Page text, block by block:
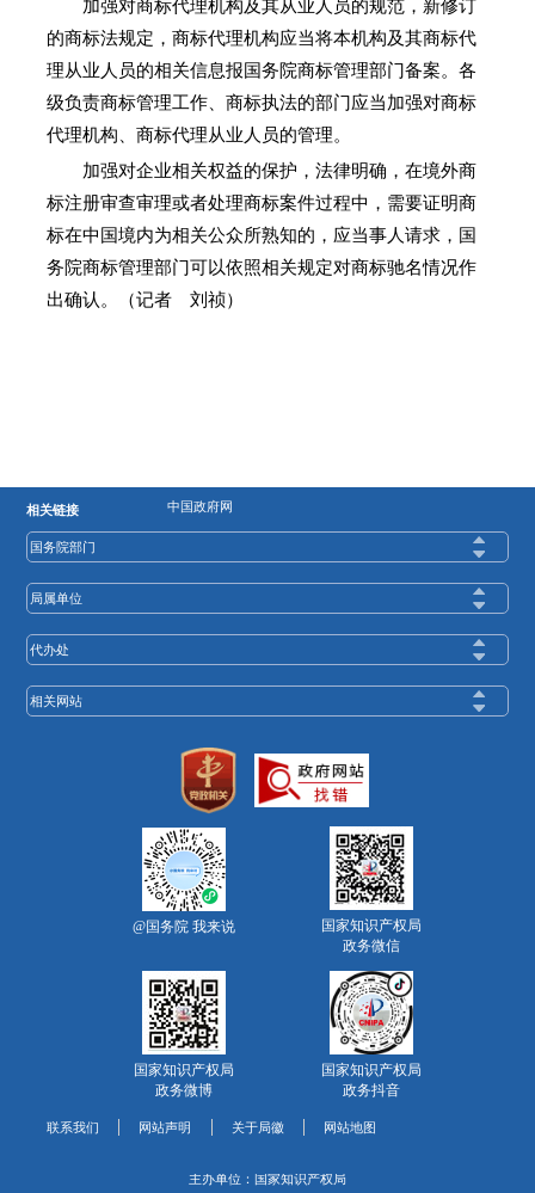
加强对商标代理机构及其从业人员的规范，新修订
的商标法规定，商标代理机构应当将本机构及其商标代
理从业人员的相关信息报国务院商标管理部门备案。各
级负责商标管理工作、商标执法的部门应当加强对商标
代理机构、商标代理从业人员的管理。
加强对企业相关权益的保护，法律明确，在境外商
标注册审查审理或者处理商标案件过程中，需要证明商
标在中国境内为相关公众所熟知的，应当事人请求，国
务院商标管理部门可以依照相关规定对商标驰名情况作
出确认。（记者 刘祯）
相关链接 中国政府网
国务院部门
局属单位
代办处
相关网站
@国务院 我来说
国家知识产权局
政务微信
国家知识产权局
政务微博
国家知识产权局
政务抖音
联系我们 网站声明 关于局徽 网站地图
主办单位：国家知识产权局